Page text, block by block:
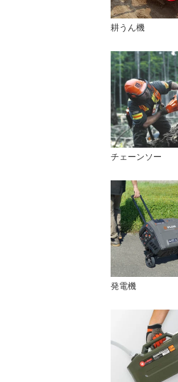
耕うん機
チェーンソー
発電機